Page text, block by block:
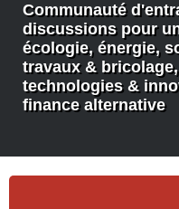
Communauté
discussions pour
écologie, énergie,
travaux &
technologies &
finance alternative